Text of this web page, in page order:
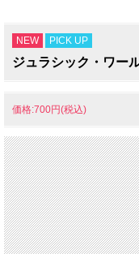
NEW PICK UP
ジュラシック・ワー
価格:700円(税込)